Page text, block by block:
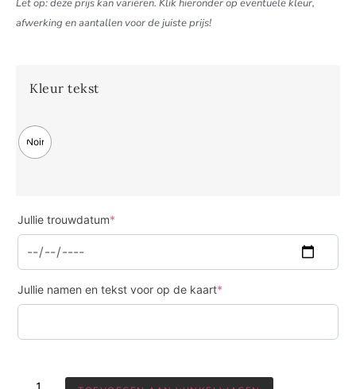
Let op: deze prijs kan variëren. Klik hieronder op eventuele kleur,
afwerking en aantallen voor de juiste prijs!
Kleur tekst
Noir
Jullie trouwdatum*
Jullie namen en tekst voor op de kaart*